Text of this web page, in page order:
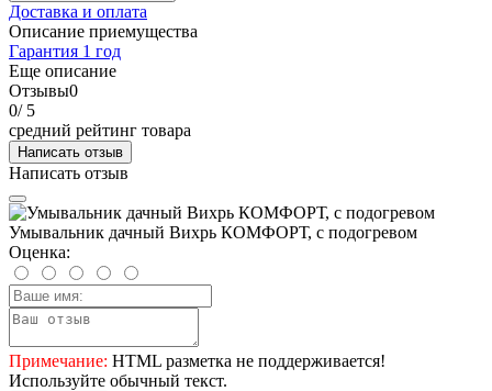
Доставка и оплата
Описание приемущества
Гарантия 1 год
Еще описание
Отзывы0
0/ 5
средний рейтинг товара
Написать отзыв
Написать отзыв
Умывальник дачный Вихрь КОМФОРТ, с подогревом
Оценка:
Примечание: HTML разметка не поддерживается!
Используйте обычный текст.